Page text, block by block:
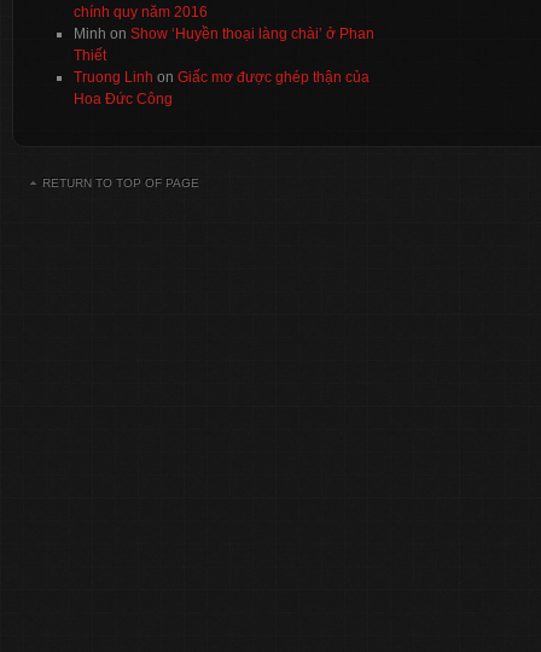
chính quy năm 2016
Minh on Show ‘Huyền thoại làng chài’ ở Phan
Thiết
Truong Linh on Giấc mơ được ghép thận của
Hoa Đức Công
RETURN TO TOP OF PAGE